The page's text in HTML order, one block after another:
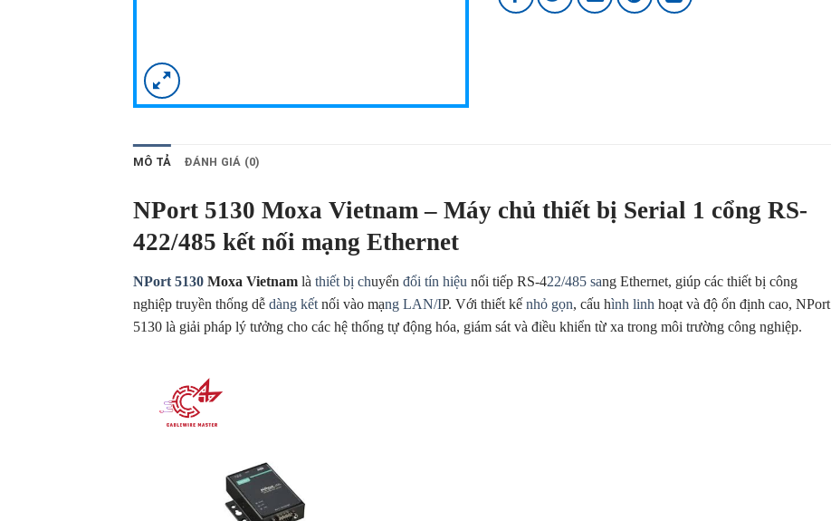
MÔ TẢ ĐÁNH GIÁ (0)
NPort 5130 Moxa Vietnam – Máy chủ thiết bị Serial 1 cổng RS-
422/485 kết nối mạng Ethernet
NPort 5130 Moxa Vietnam là thiết bị chuyển đổi tín hiệu nối tiếp RS-422/485 sang Ethernet, giúp các thiết bị công
nghiệp truyền thống dễ dàng kết nối vào mạng LAN/IP. Với thiết kế nhỏ gọn, cấu hình linh hoạt và độ ổn định cao, NPort
5130 là giải pháp lý tưởng cho các hệ thống tự động hóa, giám sát và điều khiển từ xa trong môi trường công nghiệp.